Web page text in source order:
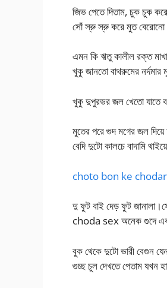
জিভ পেতে দিতাম, চুক চুক
সোঁ স্রু স্রু করে মুত বেরোনো
এমন কি ঋতু কালীল রক্ত
খুকু জানতো বাথরুমের
খুকু দুপুরভর জল খেতো যাতে
মুতের পরে গুদ মগের জল
বেদি দুটো কালচে বাদামি
choto bon ke
দু ফুট বাই দেড় ফুট
choda sex অনেক গুদে
বুক থেকে দুটো ভারী বেগুন
গুচ্ছ চুল দেখতে পেতাম যখন